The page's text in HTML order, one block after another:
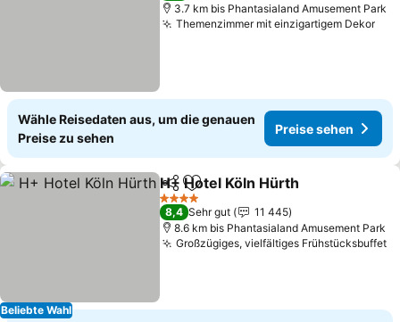
3.7 km bis Phantasialand Amusement Park
Themenzimmer mit einzigartigem Dekor
Wähle Reisedaten aus, um die genauen
Preise zu sehen
Preise sehen
Beliebte Wahl
TeilenZu Favoriten hinzufügen
H+ Hotel Köln Hürth
4 Sterne
8,4 Sehr gut
11 445
8.6 km bis Phantasialand Amusement Park
Großzügiges, vielfältiges Frühstücksbuffet